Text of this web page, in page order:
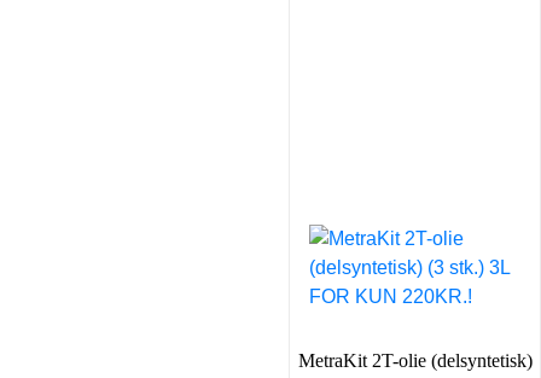
MetraKit 2T-olie (delsyntetisk)